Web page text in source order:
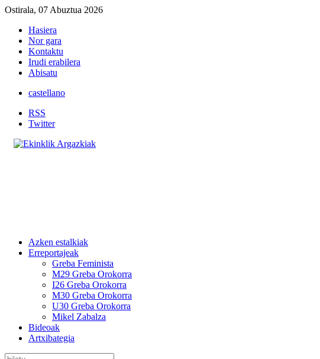
Ostirala, 07 Abuztua 2026
Hasiera
Nor gara
Kontaktu
Irudi erabilera
Abisatu
castellano
RSS
Twitter
Azken estalkiak
Erreportajeak
Greba Feminista
M29 Greba Orokorra
I26 Greba Orokorra
M30 Greba Orokorra
U30 Greba Orokorra
Mikel Zabalza
Bideoak
Artxibategia